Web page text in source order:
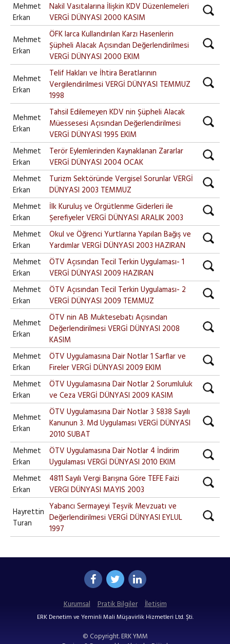
Mehmet
Erkan
Nakil Vasıtalarına İlişkin KDV Düzenlemeleri
VERGİ DÜNYASI 2000 KASIM
Mehmet
Erkan
ÖFK larca Kullandırılan Karzı Hasenlerin
Şüpheli Alacak Açısından Değerlendirilmesi
VERGİ DÜNYASI 2000 EKIM
Mehmet
Erkan
Telif Hakları ve İhtira Beratlarının
Vergilendirilmesi VERGİ DÜNYASI TEMMUZ
1998
Mehmet
Erkan
Tahsil Edilemeyen KDV nin Şüpheli Alacak
Müessesesi Açısından Değerlendirilmesi
VERGİ DÜNYASI 1995 EKIM
Mehmet
Erkan
Terör Eylemlerinden Kaynaklanan Zararlar
VERGİ DÜNYASI 2004 OCAK
Mehmet
Erkan
Turizm Sektöründe Vergisel Sorunlar VERGİ
DÜNYASI 2003 TEMMUZ
Mehmet
Erkan
İlk Kuruluş ve Örgütlenme Giderleri ile
Şerefiyeler VERGİ DÜNYASI ARALIK 2003
Mehmet
Erkan
Okul ve Öğrenci Yurtlarına Yapılan Bağış ve
Yardımlar VERGİ DÜNYASI 2003 HAZIRAN
Mehmet
Erkan
ÖTV Açısından Tecil Terkin Uygulaması- 1
VERGİ DÜNYASI 2009 HAZIRAN
Mehmet
Erkan
ÖTV Açısından Tecil Terkin Uygulaması- 2
VERGİ DÜNYASI 2009 TEMMUZ
Mehmet
Erkan
ÖTV nin AB Muktesebatı Açısından
Değerlendirilmesi VERGİ DÜNYASI 2008
KASIM
Mehmet
Erkan
ÖTV Uygulamasına Dair Notlar 1 Sarflar ve
Fireler VERGİ DÜNYASI 2009 EKIM
Mehmet
Erkan
ÖTV Uygulamasına Dair Notlar 2 Sorumluluk
ve Ceza VERGİ DÜNYASI 2009 KASIM
Mehmet
Erkan
ÖTV Uygulamasına Dair Notlar 3 5838 Sayılı
Kanunun 3. Md Uygulaması VERGİ DÜNYASI
2010 SUBAT
Mehmet
Erkan
ÖTV Uygulamasına Dair Notlar 4 İndirim
Uygulaması VERGİ DÜNYASI 2010 EKIM
Mehmet
Erkan
4811 Sayılı Vergi Barışına Göre TEFE Faizi
VERGI DÜNYASI MAYIS 2003
Hayrettin
Turan
Yabancı Sermayeyi Teşvik Mevzuatı ve
Değerlendirilmesi VERGİ DÜNYASI EYLUL
1997
Kurumsal Pratik Bilgiler İletişim
ERK Denetim ve Yeminli Mali Müşavirlik Hizmetleri Ltd. Şti.
© Copyright. ERK YMM